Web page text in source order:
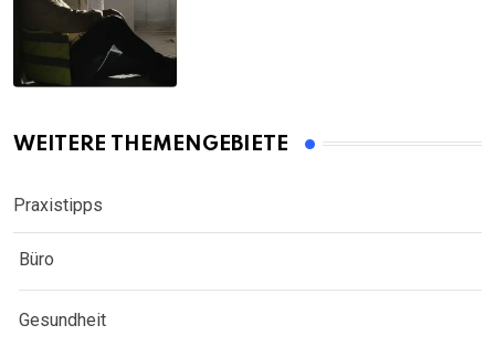
WEITERE THEMENGEBIETE
Praxistipps
Büro
Gesundheit